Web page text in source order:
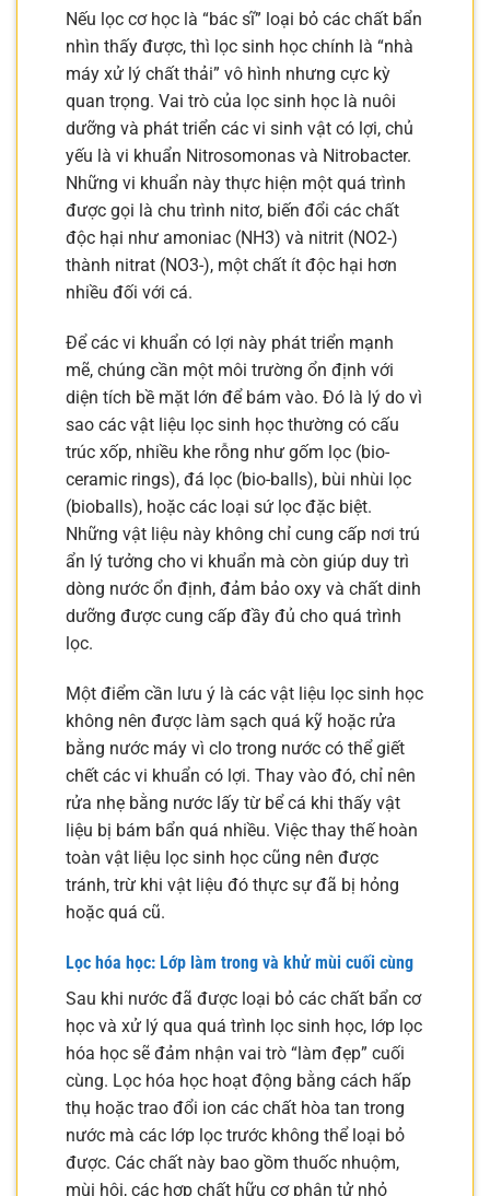
Nếu lọc cơ học là “bác sĩ” loại bỏ các chất bẩn
nhìn thấy được, thì lọc sinh học chính là “nhà
máy xử lý chất thải” vô hình nhưng cực kỳ
quan trọng. Vai trò của lọc sinh học là nuôi
dưỡng và phát triển các vi sinh vật có lợi, chủ
yếu là vi khuẩn Nitrosomonas và Nitrobacter.
Những vi khuẩn này thực hiện một quá trình
được gọi là chu trình nitơ, biến đổi các chất
độc hại như amoniac (NH3) và nitrit (NO2-)
thành nitrat (NO3-), một chất ít độc hại hơn
nhiều đối với cá.
Để các vi khuẩn có lợi này phát triển mạnh
mẽ, chúng cần một môi trường ổn định với
diện tích bề mặt lớn để bám vào. Đó là lý do vì
sao các vật liệu lọc sinh học thường có cấu
trúc xốp, nhiều khe rỗng như gốm lọc (bio-
ceramic rings), đá lọc (bio-balls), bùi nhùi lọc
(bioballs), hoặc các loại sứ lọc đặc biệt.
Những vật liệu này không chỉ cung cấp nơi trú
ẩn lý tưởng cho vi khuẩn mà còn giúp duy trì
dòng nước ổn định, đảm bảo oxy và chất dinh
dưỡng được cung cấp đầy đủ cho quá trình
lọc.
Một điểm cần lưu ý là các vật liệu lọc sinh học
không nên được làm sạch quá kỹ hoặc rửa
bằng nước máy vì clo trong nước có thể giết
chết các vi khuẩn có lợi. Thay vào đó, chỉ nên
rửa nhẹ bằng nước lấy từ bể cá khi thấy vật
liệu bị bám bẩn quá nhiều. Việc thay thế hoàn
toàn vật liệu lọc sinh học cũng nên được
tránh, trừ khi vật liệu đó thực sự đã bị hỏng
hoặc quá cũ.
Lọc hóa học: Lớp làm trong và khử mùi cuối cùng
Sau khi nước đã được loại bỏ các chất bẩn cơ
học và xử lý qua quá trình lọc sinh học, lớp lọc
hóa học sẽ đảm nhận vai trò “làm đẹp” cuối
cùng. Lọc hóa học hoạt động bằng cách hấp
thụ hoặc trao đổi ion các chất hòa tan trong
nước mà các lớp lọc trước không thể loại bỏ
được. Các chất này bao gồm thuốc nhuộm,
mùi hôi, các hợp chất hữu cơ phân tử nhỏ